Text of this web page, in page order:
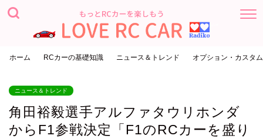
ホーム RCカーの基礎知識 ニュース＆トレンド オプション・カスタム
ニュース＆トレンド
角田裕毅選手アルファタウリホンダ
からF1参戦決定「F1のRCカーを盛り